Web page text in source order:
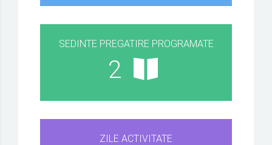
SEDINTE PREGATIRE PROGRAMATE
2
ZILE ACTIVITATE